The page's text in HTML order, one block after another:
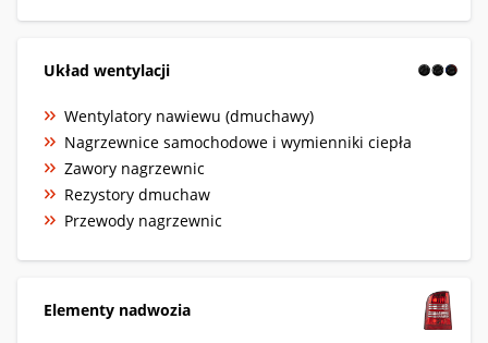
Układ wentylacji
Wentylatory nawiewu (dmuchawy)
Nagrzewnice samochodowe i wymienniki ciepła
Zawory nagrzewnic
Rezystory dmuchaw
Przewody nagrzewnic
Elementy nadwozia